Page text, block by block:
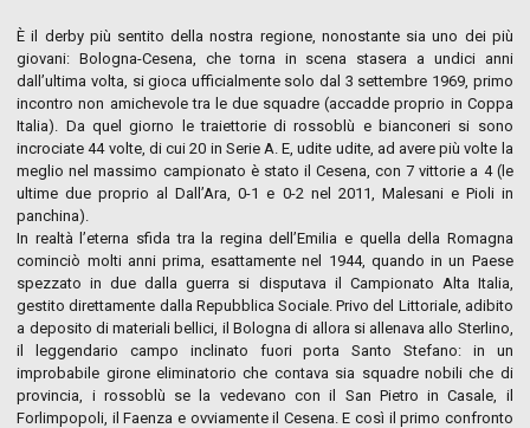
È il derby più sentito della nostra regione, nonostante sia uno dei più
giovani: Bologna-Cesena, che torna in scena stasera a undici anni
dall’ultima volta, si gioca ufficialmente solo dal 3 settembre 1969, primo
incontro non amichevole tra le due squadre (accadde proprio in Coppa
Italia). Da quel giorno le traiettorie di rossoblù e bianconeri si sono
incrociate 44 volte, di cui 20 in Serie A. E, udite udite, ad avere più volte la
meglio nel massimo campionato è stato il Cesena, con 7 vittorie a 4 (le
ultime due proprio al Dall’Ara, 0-1 e 0-2 nel 2011, Malesani e Pioli in
panchina).
In realtà l’eterna sfida tra la regina dell’Emilia e quella della Romagna
cominciò molti anni prima, esattamente nel 1944, quando in un Paese
spezzato in due dalla guerra si disputava il Campionato Alta Italia,
gestito direttamente dalla Repubblica Sociale. Privo del Littoriale, adibito
a deposito di materiali bellici, il Bologna di allora si allenava allo Sterlino,
il leggendario campo inclinato fuori porta Santo Stefano: in un
improbabile girone eliminatorio che contava sia squadre nobili che di
provincia, i rossoblù se la vedevano con il San Pietro in Casale, il
Forlimpopoli, il Faenza e ovviamente il Cesena. E così il primo confronto